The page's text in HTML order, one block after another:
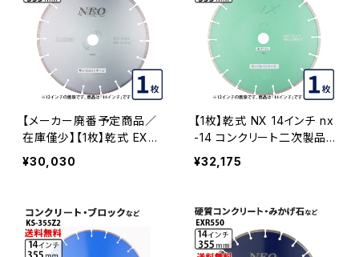
【メーカー廃番予定商品／
在庫僅少】【1枚】乾式 EXR2
60 14インチ コンクリート二
次製品などの切断 セグメン
ド 刃 ダイヤモンドカッター
exr260-14 EXR260-14
¥30,030
【1枚】乾式 NX 14インチ nx
-14 コンクリート二次製品
などの切断 セグメントタイ
プ ダイヤモンドブレード ダ
4
¥32,175